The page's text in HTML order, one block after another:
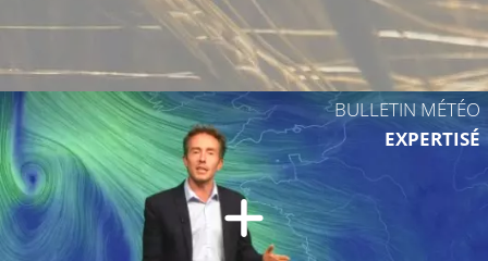
BULLETIN MÉTÉO
EXPERTISÉ